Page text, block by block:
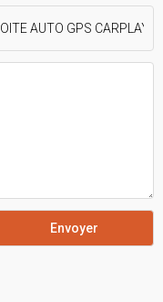
Envoyer